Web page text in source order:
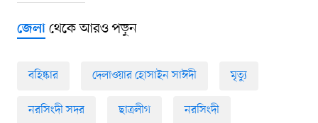
জেলাথেকে আরও পড়ুন
বহিষ্কার দেলাওয়ার হোসাইন সাঈদী মৃত্যু
নরসিংদী সদর ছাত্রলীগ নরসিংদী